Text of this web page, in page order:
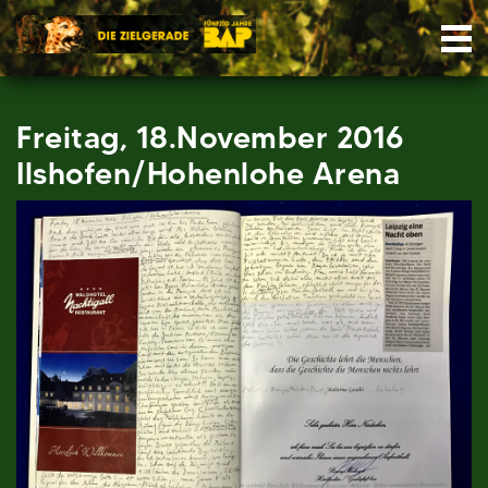
Skip
to
content
Freitag, 18.November 2016
Ilshofen/Hohenlohe Arena